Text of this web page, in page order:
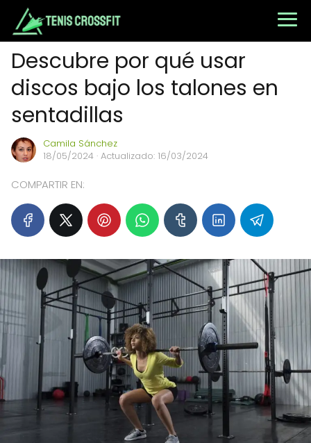
Descubre por qué usar
discos bajo los talones en
sentadillas
Camila Sánchez
18/05/2024 · Actualizado: 16/03/2024
COMPARTIR EN: